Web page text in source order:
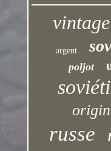
vintage
argent
poljot
russe